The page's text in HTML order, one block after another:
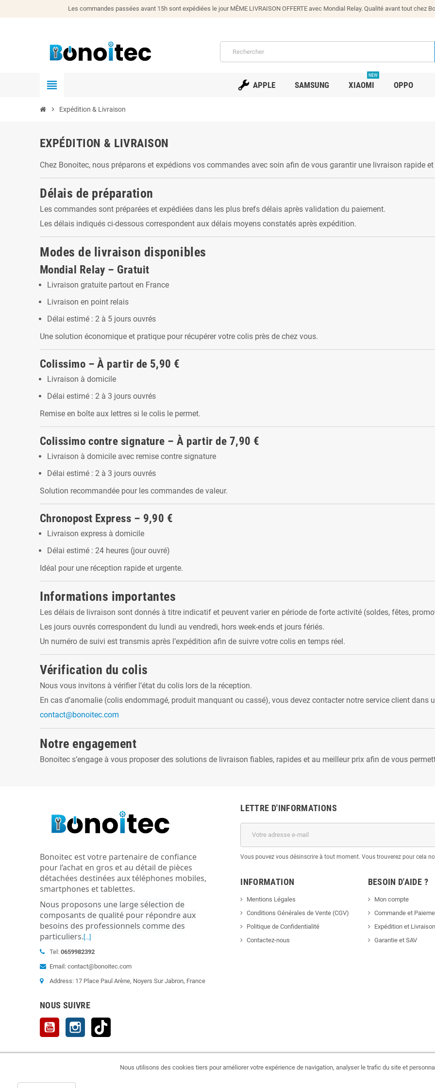
Les commandes passées avant 15h sont expédiées le jour MÊME LIVRAISON OFFERTE avec Mondial Relay. Qualité avant tout chez
view_headline APPLE SAMSUNG XIAOMI
NEW
OPPO
chevron_right Expédition & Livraison
EXPÉDITION & LIVRAISON
Chez Bonoitec, nous préparons et expédions vos commandes avec soin afin de vous garantir une livraison rapide
Délais de préparation
Les commandes sont préparées et expédiées dans les plus brefs délais après validation du paiement.
Les délais indiqués ci-dessous correspondent aux délais moyens constatés après expédition.
Modes de livraison disponibles
Mondial Relay – Gratuit
Livraison gratuite partout en France
Livraison en point relais
Délai estimé : 2 à 5 jours ouvrés
Une solution économique et pratique pour récupérer votre colis près de chez vous.
Colissimo – À partir de 5,90 €
Livraison à domicile
Délai estimé : 2 à 3 jours ouvrés
Remise en boîte aux lettres si le colis le permet.
Colissimo contre signature – À partir de 7,90 €
Livraison à domicile avec remise contre signature
Délai estimé : 2 à 3 jours ouvrés
Solution recommandée pour les commandes de valeur.
Chronopost Express – 9,90 €
Livraison express à domicile
Délai estimé : 24 heures (jour ouvré)
Idéal pour une réception rapide et urgente.
Informations importantes
Les délais de livraison sont donnés à titre indicatif et peuvent varier en période de forte activité (soldes, fêtes,
Les jours ouvrés correspondent du lundi au vendredi, hors week-ends et jours fériés.
Un numéro de suivi est transmis après l’expédition afin de suivre votre colis en temps réel.
Vérification du colis
Nous vous invitons à vérifier l’état du colis lors de la réception.
En cas d’anomalie (colis endommagé, produit manquant ou cassé), vous devez contacter notre service client dans
contact@bonoitec.com
Notre engagement
Bonoitec s’engage à vous proposer des solutions de livraison fiables, rapides et au meilleur prix afin de vous
Bonoitec est votre partenaire de confiance
pour l’achat en gros et au détail de pièces
détachées destinées aux téléphones mobiles,
smartphones et tablettes.
Nous proposons une large sélection de
composants de qualité pour répondre aux
besoins des professionnels comme des
particuliers. [...]
Tel: 0659982392
Email: contact@bonoitec.com
Address: 17 Place Paul Arène, Noyers Sur Jabron, France
NOUS SUIVRE
YouTube Instagram
LETTRE D'INFORMATIONS
Vous pouvez vous désinscrire à tout moment. Vous trouverez pour cela
INFORMATION
Mentions Légales
Conditions Générales de Vente (CGV)
Politique de Confidentialité
Contactez-nous
BESOIN D'AIDE ?
Mon compte
Commande et
Expédition et Livraison
Garantie et SAV
Nous utilisons des cookies tiers pour améliorer votre expérience de navigation, analyser le trafic du site et